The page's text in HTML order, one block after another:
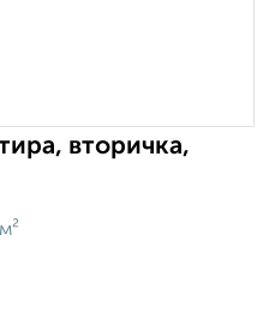
вторичка,